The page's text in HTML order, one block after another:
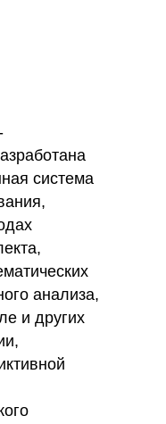
система
анализа,
и других